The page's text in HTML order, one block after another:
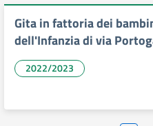
Gita in fattoria dei
dell'Infanzia di via
2022/2023